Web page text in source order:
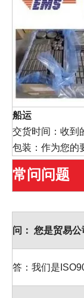
船运
交货时间：收到
包装：作为您的
常问问题
问： 您是贸易公
答：我们是